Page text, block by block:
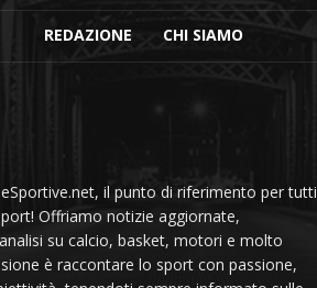
REDAZIONE CHI SIAMO
il punto di riferimento per tutti
Offriamo notizie aggiornate,
su calcio, basket, motori e molto
è raccontare lo sport con passione,